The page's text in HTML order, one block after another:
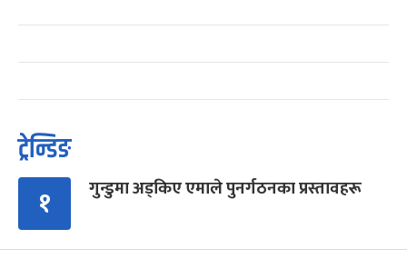
ट्रेन्डिङ
१ गुन्डुमा अड्किए एमाले पुनर्गठनका प्रस्तावहरू